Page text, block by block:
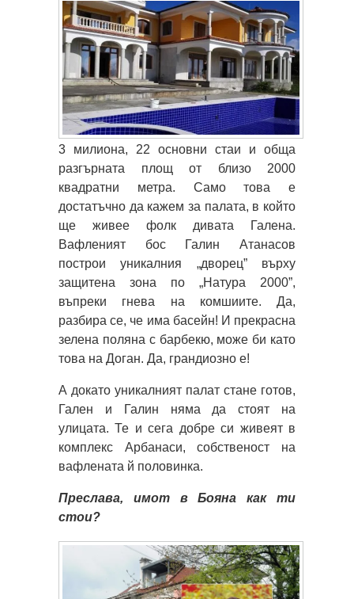
3 милиона, 22 основни стаи и обща
разгърната площ от близо 2000
квадратни метра. Само това е
достатъчно да кажем за палата, в който
ще живее фолк дивата Галена.
Вафленият бос Галин Атанасов
построи уникалния „дворец” върху
защитена зона по „Натура 2000”,
въпреки гнева на комшиите. Да,
разбира се, че има басейн! И прекрасна
зелена поляна с барбекю, може би като
това на Доган. Да, грандиозно е!
А докато уникалният палат стане готов,
Гален и Галин няма да стоят на
улицата. Те и сега добре си живеят в
комплекс Арбанаси, собственост на
вафлената й половинка.
Преслава, имот в Бояна как ти
стои?